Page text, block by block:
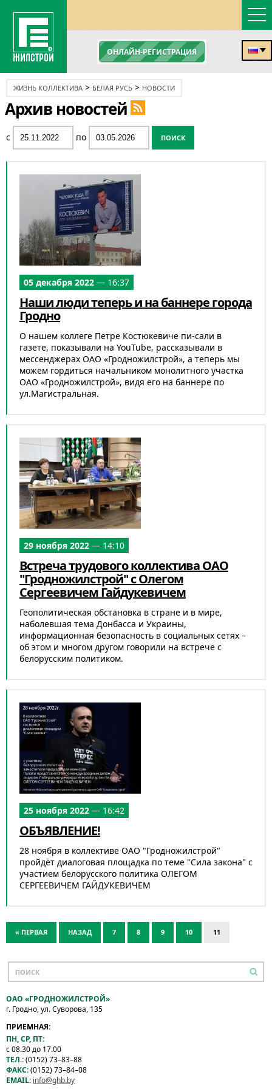
ОНЛАЙН-РЕГИСТРАЦИЯ
ЖИЗНЬ КОЛЛЕКТИВА > БЕЛАЯ РУСЬ > НОВОСТИ
Архив новостей
с по
05 декабря 2022 — 16:37
Наши люди теперь и на баннере города
Гродно
О нашем коллеге Петре Костюкевиче пи-сали в
газете, показывали на YouTube, рассказывали в
мессенджерах ОАО «Гродножилстрой», а теперь мы
можем гордиться начальником монолитного участка
ОАО «Гродножилстрой», видя его на баннере по
ул.Магистральная.
29 ноября 2022 — 14:10
Встреча трудового коллектива ОАО
"Гродножилстрой" с Олегом
Сергеевичем Гайдукевичем
Геополитическая обстановка в стране и в мире,
наболевшая тема Донбасса и Украины,
информационная безопасность в социальных сетях –
об этом и многом другом говорили на встрече c
белорусским политиком.
25 ноября 2022 — 16:42
ОБЪЯВЛЕНИЕ!
28 ноября в коллективе ОАО "Гродножилстрой"
пройдёт диалоговая площадка по теме "Сила закона" с
участием белорусского политика ОЛЕГОМ
СЕРГЕЕВИЧЕМ ГАЙДУКЕВИЧЕМ
« ПЕРВАЯ НАЗАД 7 8 9 10 11
ОАО «ГРОДНОЖИЛСТРОЙ»
г. Гродно, ул. Суворова, 135
ПРИЕМНАЯ:
ПН, СР, ПТ:
с 08.30 до 17.00
ТЕЛ.:(0152) 73–83–88
ФАКС:(0152) 73–84–08
EMAIL: info@ghb.by